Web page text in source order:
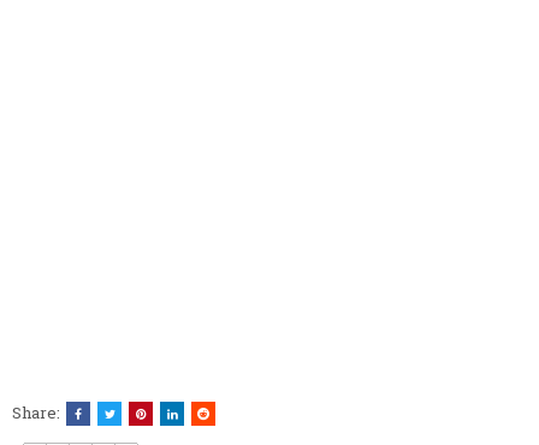
Share: